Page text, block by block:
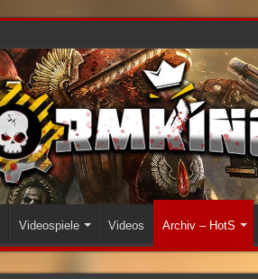
Videospiele Videos Archiv – HotS